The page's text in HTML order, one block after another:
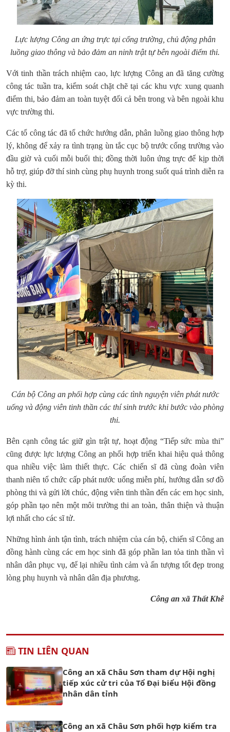
Lực lượng Công an ứng trực tại cổng trường, chủ động phân
luồng giao thông và bảo đảm an ninh trật tự bên ngoài điểm thi.
Với tinh thần trách nhiệm cao, lực lượng Công an đã tăng cường
công tác tuần tra, kiểm soát chặt chẽ tại các khu vực xung quanh
điểm thi, bảo đảm an toàn tuyệt đối cả bên trong và bên ngoài khu
vực trường thi.
Các tổ công tác đã tổ chức hướng dẫn, phân luồng giao thông hợp
lý, không để xảy ra tình trạng ùn tắc cục bộ trước cổng trường vào
đầu giờ và cuối mỗi buổi thi; đồng thời luôn ứng trực để kịp thời
hỗ trợ, giúp đỡ thí sinh cùng phụ huynh trong suốt quá trình diễn ra
kỳ thi.
Cán bộ Công an phối hợp cùng các tình nguyện viên phát nước
uống và động viên tinh thần các thí sinh trước khi bước vào phòng
thi.
Bên cạnh công tác giữ gìn trật tự, hoạt động “Tiếp sức mùa thi”
cũng được lực lượng Công an phối hợp triển khai hiệu quả thông
qua nhiều việc làm thiết thực. Các chiến sĩ đã cùng đoàn viên
thanh niên tổ chức cấp phát nước uống miễn phí, hướng dẫn sơ đồ
phòng thi và gửi lời chúc, động viên tinh thần đến các em học sinh,
góp phần tạo nên một môi trường thi an toàn, thân thiện và thuận
lợi nhất cho các sĩ tử.
Những hình ảnh tận tình, trách nhiệm của cán bộ, chiến sĩ Công an
đồng hành cùng các em học sinh đã góp phần lan tỏa tinh thần vì
nhân dân phục vụ, để lại nhiều tình cảm và ấn tượng tốt đẹp trong
lòng phụ huynh và nhân dân địa phương.
Công an xã Thất Khê
TIN LIÊN QUAN
Công an xã Châu Sơn tham dự Hội nghị
tiếp xúc cử tri của Tổ Đại biểu Hội đồng
nhân dân tỉnh
Công an xã Châu Sơn phối hợp kiểm tra